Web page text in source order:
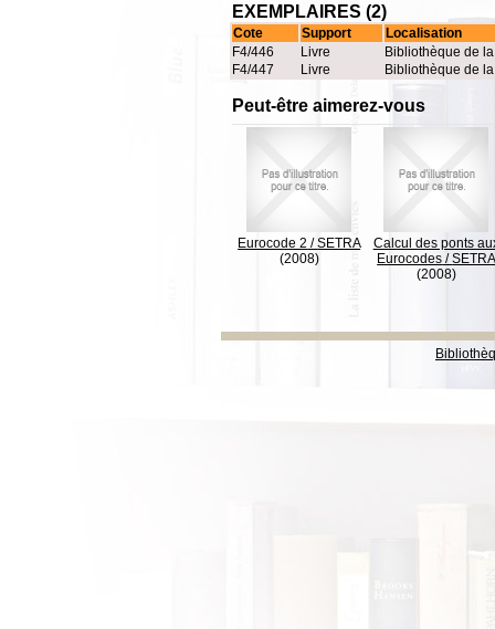
EXEMPLAIRES (2)
Cote Support
Localisation
F4/446
Livre
Bibliothèque de
F4/447
Livre Bibliothèque de
Peut-être aimerez-vous
Eurocode 2 /SETRA
(2008)
Calcul des ponts
Eurocodes /SETRA
(2008)